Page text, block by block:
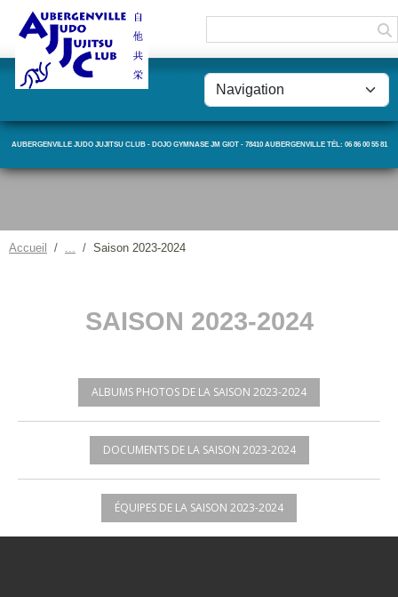
AUBERGENVILLE JUDO JUJITSU CLUB - DOJO GYMNASE JM GIOT - 78410 AUBERGENVILLE TÉL: 06 86 00 55 81
Accueil Saison 2023-2024
SAISON 2023-2024
ALBUMS PHOTOS DE LA SAISON 2023-2024
DOCUMENTS DE LA SAISON 2023-2024
ÉQUIPES DE LA SAISON 2023-2024
Panneau de gestion des cookies